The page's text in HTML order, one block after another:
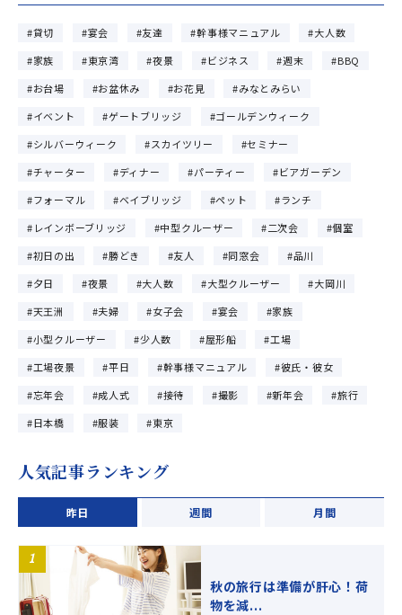
貸切 宴会 友達 幹事様マニュアル
大人数
家族
東京湾 夜景 ビジネス 週末
BBQ
お台場
お盆休み お花見
みなとみらい
イベント
ゲートブリッジ
ゴールデンウィーク
シルバーウィーク
スカイツリー
セミナー
チャーター
ディナー パーティー
ビアガーデン
フォーマル
ベイブリッジ ペット
ランチ
レインボーブリッジ
中型クルーザー 二次会
個室
初日の出
勝どき 友人 同窓会
品川
夕日
夜景 大人数 大型クルーザー
大岡川
天王洲
夫婦 女子会 宴会
家族
小型クルーザー
少人数 屋形船
工場
工場夜景
平日 幹事様マニュアル
彼氏・彼女
忘年会
成人式 接待 撮影 新年会
旅行
日本橋
服装 東京
人気記事ランキング
昨日 週間 月間
秋の旅行は準備が肝心！荷
物を減...